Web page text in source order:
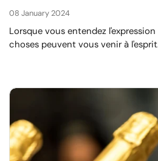
08 January 2024
Lorsque vous entendez
choses peuvent vous venir à